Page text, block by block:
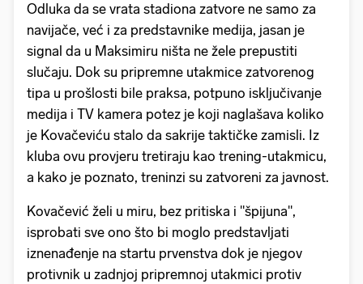
Odluka da se vrata stadiona zatvore ne samo za
navijače, već i za predstavnike medija, jasan je
signal da u Maksimiru ništa ne žele prepustiti
slučaju. Dok su pripremne utakmice zatvorenog
tipa u prošlosti bile praksa, potpuno isključivanje
medija i TV kamera potez je koji naglašava koliko
je Kovačeviću stalo da sakrije taktičke zamisli. Iz
kluba ovu provjeru tretiraju kao trening-utakmicu,
a kako je poznato, treninzi su zatvoreni za javnost.
Kovačević želi u miru, bez pritiska i "špijuna",
isprobati sve ono što bi moglo predstavljati
iznenađenje na startu prvenstva dok je njegov
protivnik u zadnjoj pripremnoj utakmici protiv